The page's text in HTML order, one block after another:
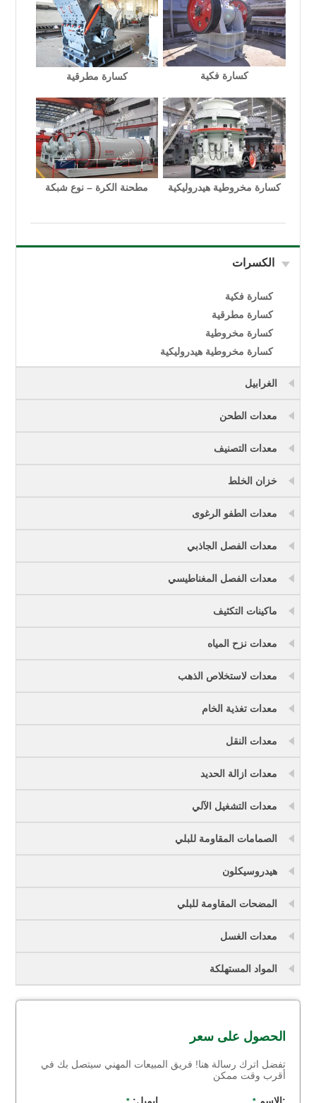
كسارة فكية كسارة مطرقية
كسارة مخروطية هيدروليكية مطحنة الكرة – نوع شبكة
الكسرات
كسارة فكية
كسارة مطرقية
كسارة مخروطية
كسارة مخروطية هيدروليكية
الغرابيل
معدات الطحن
معدات التصنيف
خزان الخلط
معدات الطفو الرغوى
معدات الفصل الجاذبي
معدات الفصل المغناطيسي
ماكينات التكثيف
معدات نزح المياه
معدات لاستخلاص الذهب
معدات تغذية الخام
معدات النقل
معدات ازالة الحديد
معدات التشغيل الآلي
الصمامات المقاومة للبلي
هيدروسيكلون
المضحات المقاومة للبلي
معدات الغسل
المواد المستهلكة
الحصول على سعر
تفضل اترك رسالة هنا! فريق المبيعات المهني سيتصل بك في
أقرب وقت ممكن